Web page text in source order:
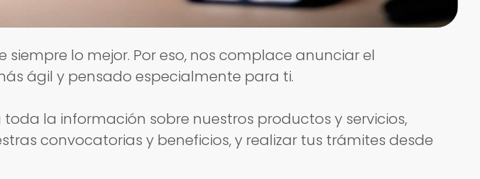
siempre lo mejor. Por eso, nos complace anunciar el
ágil y pensado especialmente para ti.
la información sobre nuestros productos y servicios,
convocatorias y beneficios, y realizar tus trámites desde